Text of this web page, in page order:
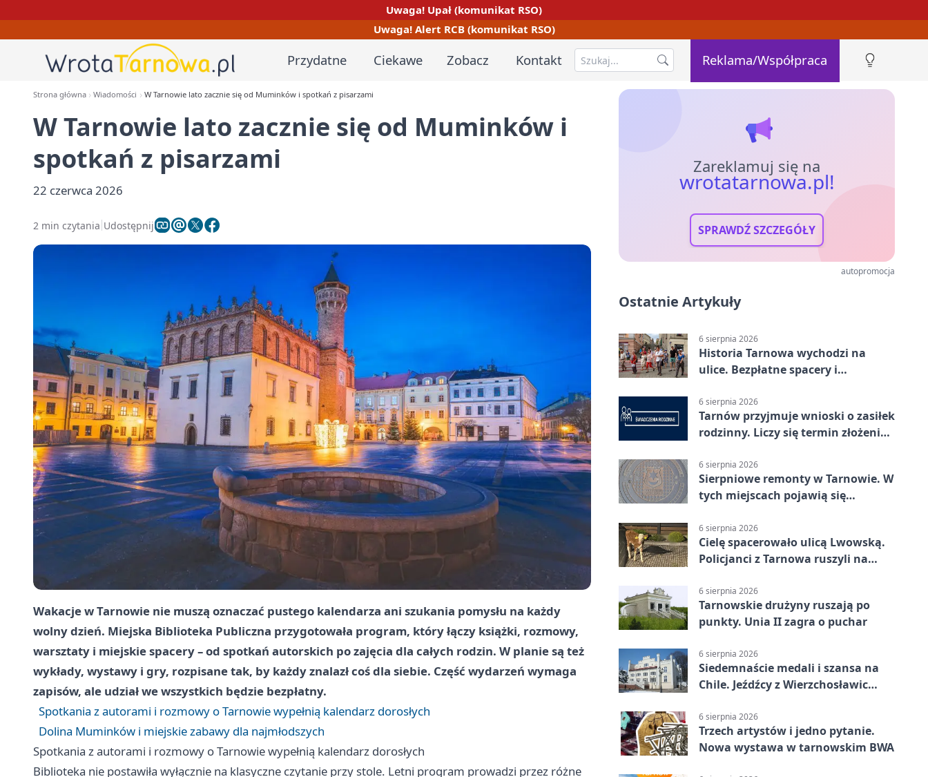
Uwaga! Upał (komunikat RSO)
Uwaga! Alert RCB (komunikat RSO)
Przydatne Ciekawe Zobacz Kontakt Reklama/Współpraca
Strona główna Wiadomości W Tarnowie lato zacznie się od Muminków i spotkań z pisarzami
W Tarnowie lato zacznie się od Muminków i
spotkań z pisarzami
22 czerwca 2026
2 min czytania Udostępnij
Wakacje w Tarnowie nie muszą oznaczać pustego kalendarza ani szukania pomysłu na każdy
wolny dzień. Miejska Biblioteka Publiczna przygotowała program, który łączy książki, rozmowy,
warsztaty i miejskie spacery – od spotkań autorskich po zajęcia dla całych rodzin. W planie są też
wykłady, wystawy i gry, rozpisane tak, by każdy znalazł coś dla siebie. Część wydarzeń wymaga
zapisów, ale udział we wszystkich będzie bezpłatny.
Spotkania z autorami i rozmowy o Tarnowie wypełnią kalendarz dorosłych
Dolina Muminków i miejskie zabawy dla najmłodszych
Spotkania z autorami i rozmowy o Tarnowie wypełnią kalendarz dorosłych
Biblioteka nie postawiła wyłącznie na klasyczne czytanie przy stole. Letni program prowadzi przez różne
Zareklamuj się na
wrotatarnowa.pl!
SPRAWDŹ SZCZEGÓŁY
autopromocja
Ostatnie Artykuły
6 sierpnia 2026
Historia Tarnowa wychodzi na
ulice. Bezpłatne spacery i
6 sierpnia 2026
Tarnów przyjmuje wnioski o zasiłek
rodzinny. Liczy się termin złożenia
6 sierpnia 2026
Sierpniowe remonty w Tarnowie. W
tych miejscach pojawią się
6 sierpnia 2026
Cielę spacerowało ulicą Lwowską.
Policjanci z Tarnowa ruszyli na
6 sierpnia 2026
Tarnowskie drużyny ruszają po
punkty. Unia II zagra o puchar
6 sierpnia 2026
Siedemnaście medali i szansa na
Chile. Jeźdźcy z Wierzchosławic
6 sierpnia 2026
Trzech artystów i jedno pytanie.
Nowa wystawa w tarnowskim BWA